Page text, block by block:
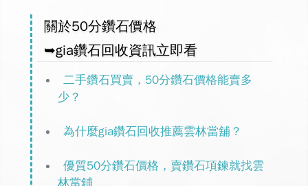
關於50分鑽石價格
➥gia鑽石回收資訊立即看
二手鑽石買賣，50分鑽石價格能賣多
少？
為什麼gia鑽石回收推薦雲林當舖？
優質50分鑽石價格，賣鑽石項鍊就找雲
林當鋪